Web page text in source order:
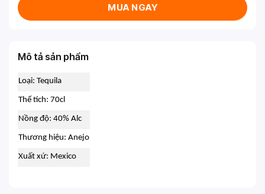
MUA NGAY
Mô tả sản phẩm
Loại: Tequila
Thể tích: 70cl
Nồng độ: 40% Alc
Thương hiệu: Anejo
Xuất xứ: Mexico